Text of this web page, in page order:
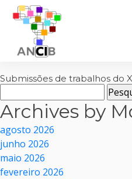
Submissões de trabalhos do
por:
Archives by
agosto 2026
junho 2026
maio 2026
fevereiro 2026